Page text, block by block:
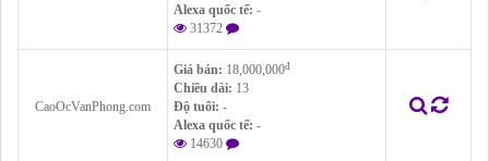
Alexa quốc tế: -
31372
CaoOcVanPhong.com
Giá bán: 18,000,000đ
Chiều dài: 13
Độ tuổi: -
Alexa quốc tế: -
14630